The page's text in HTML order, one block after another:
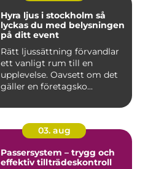
Hyra ljus i stockholm så
lyckas du med belysningen
på ditt event
Rätt ljussättning förvandlar
ett vanligt rum till en
upplevelse. Oavsett om det
gäller en företagsko...
03. aug
Passersystem – trygg och
effektiv tillträdeskontroll